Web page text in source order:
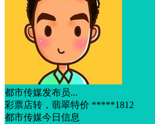
都市传媒发布员...
彩票店转，翡翠特价 *****1812
都市传媒今日信息